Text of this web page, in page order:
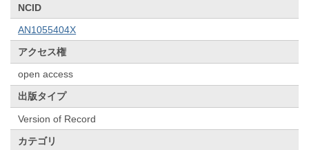
NCID
AN1055404X
アクセス権
open access
出版タイプ
Version of Record
カテゴリ